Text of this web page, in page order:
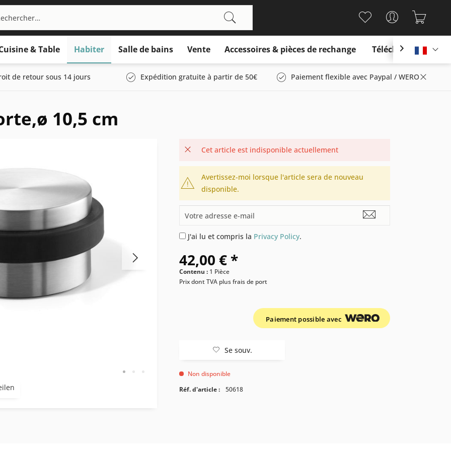
& Table Habiter Salle de bains Vente Accessoires & pièces de rechange Télécharger

de retour sous 14 jours Expédition gratuite à partir de 50€ Paiement flexible avec Paypal / WERO
10,5 cm
Cet article est indisponible actuellement
Avertissez-moi lorsque l'article sera de nouveau
disponible.
J'ai lu et compris la Privacy Policy.
42,00 € *
Contenu : 1 Pièce
Prix dont TVA plus frais de port
Paiement possible avec
Se souv.
Non disponible
Réf. d'article :
50618